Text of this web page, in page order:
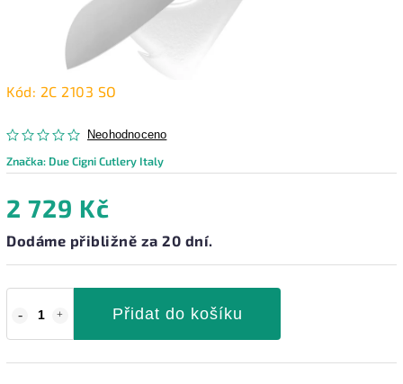
Kód: 2C 2103 SO
Neohodnoceno
Značka: Due Cigni Cutlery Italy
2 729 Kč
Dodáme přibližně za 20 dní.
Přidat do košíku